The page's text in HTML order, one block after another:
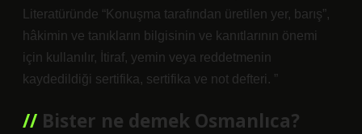
Literatüründe “Konuşma tarafından üretilen yer, barış”,
hâkimin ve tanıkların bilgisinin ve kanıtlarının önemi
için kullanılır, İtiraf, yemin veya reddetmenin
kaydedildiği sertifika, sertifika ve not defteri. ”
Bister ne demek Osmanlıca?